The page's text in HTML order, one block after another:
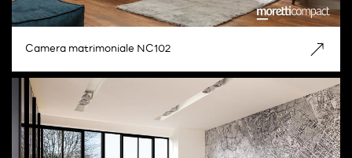
Camera matrimoniale NC102